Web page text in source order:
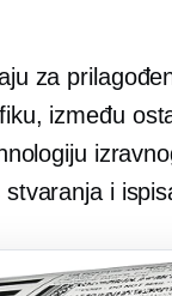
za
između
i